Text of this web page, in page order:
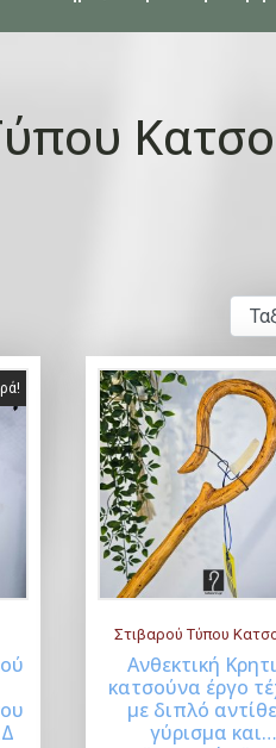
Buy
Στιβαρού Τύπου
Ανθεκτική
κατσούνα έργο
με διπλό
γύρισμα και…